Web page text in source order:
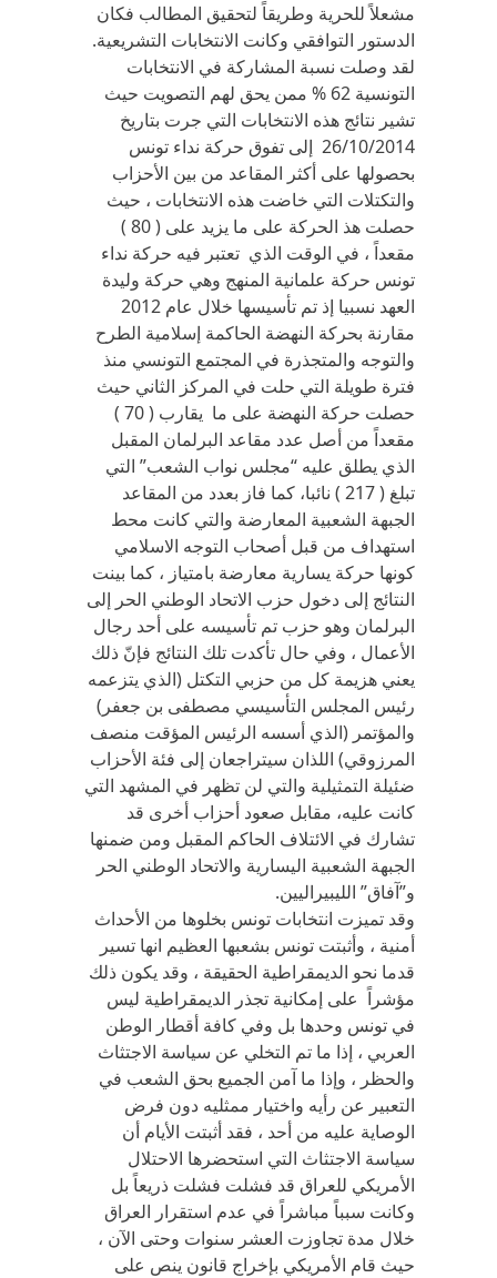
مشعلاً للحرية وطريقاً لتحقيق المطالب فكان
الدستور التوافقي وكانت الانتخابات التشريعية.
لقد وصلت نسبة المشاركة في الانتخابات
التونسية 62 % ممن يحق لهم التصويت حيث
تشير نتائج هذه الانتخابات التي جرت بتاريخ
26/10/2014 إلى تفوق حركة نداء تونس
بحصولها على أكثر المقاعد من بين الأحزاب
والتكتلات التي خاضت هذه الانتخابات ، حيث
حصلت هذ الحركة على ما يزيد على ( 80 )
مقعداً ، في الوقت الذي تعتبر فيه حركة نداء
تونس حركة علمانية المنهج وهي حركة وليدة
العهد نسبيا إذ تم تأسيسها خلال عام 2012
مقارنة بحركة النهضة الحاكمة إسلامية الطرح
والتوجه والمتجذرة في المجتمع التونسي منذ
فترة طويلة التي حلت في المركز الثاني حيث
حصلت حركة النهضة على ما يقارب ( 70 )
مقعداً من أصل عدد مقاعد البرلمان المقبل
الذي يطلق عليه “مجلس نواب الشعب” التي
تبلغ ( 217 ) نائبا، كما فاز بعدد من المقاعد
الجبهة الشعبية المعارضة والتي كانت محط
استهداف من قبل أصحاب التوجه الاسلامي
كونها حركة يسارية معارضة بامتياز ، كما بينت
النتائج إلى دخول حزب الاتحاد الوطني الحر إلى
البرلمان وهو حزب تم تأسيسه على أحد رجال
الأعمال ، وفي حال تأكدت تلك النتائج فإنّ ذلك
يعني هزيمة كل من حزبي التكتل (الذي يتزعمه
رئيس المجلس التأسيسي مصطفى بن جعفر)
والمؤتمر (الذي أسسه الرئيس المؤقت منصف
المرزوقي) اللذان سيتراجعان إلى فئة الأحزاب
ضئيلة التمثيلية والتي لن تظهر في المشهد التي
كانت عليه، مقابل صعود أحزاب أخرى قد
تشارك في الائتلاف الحاكم المقبل ومن ضمنها
الجبهة الشعبية اليسارية والاتحاد الوطني الحر
و”آفاق” الليبيراليين.
وقد تميزت انتخابات تونس بخلوها من الأحداث
أمنية ، وأثبتت تونس بشعبها العظيم انها تسير
قدما نحو الديمقراطية الحقيقة ، وقد يكون ذلك
مؤشراً على إمكانية تجذر الديمقراطية ليس
في تونس وحدها بل وفي كافة أقطار الوطن
العربي ، إذا ما تم التخلي عن سياسة الاجتثاث
والحظر ، وإذا ما آمن الجميع بحق الشعب في
التعبير عن رأيه واختيار ممثليه دون فرض
الوصاية عليه من أحد ، فقد أثبتت الأيام أن
سياسة الاجتثاث التي استحضرها الاحتلال
الأمريكي للعراق قد فشلت فشلت ذريعاً بل
وكانت سبباً مباشراً في عدم استقرار العراق
خلال مدة تجاوزت العشر سنوات وحتى الآن ،
حيث قام الأمريكي بإخراج قانون ينص على